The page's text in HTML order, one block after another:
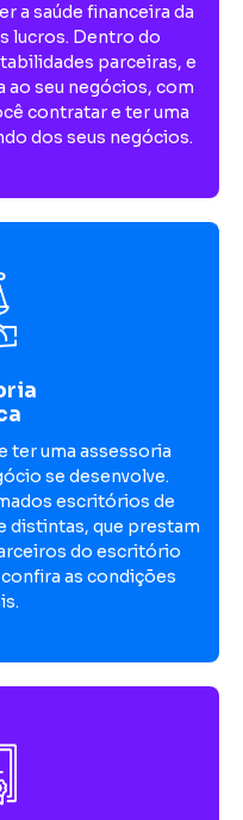
a saúde financeira da
lucros. Dentro do
parceiras, e
ao seu negócios, com
contratar e ter uma
dos seus negócios.
ter uma assessoria
se desenvolve.
escritórios de
distintas, que prestam
do escritório
as condições